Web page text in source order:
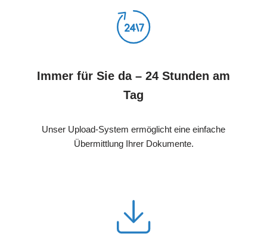
Immer für Sie da – 24 Stunden am
Tag
Unser Upload-System ermöglicht eine einfache
Übermittlung Ihrer Dokumente.